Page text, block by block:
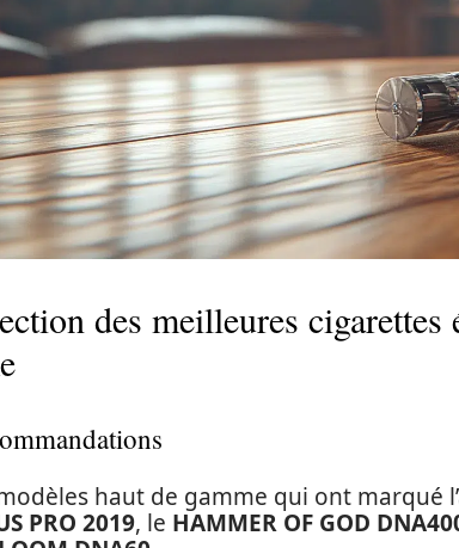
des meilleures cigarettes
haut de gamme qui ont marqué
PRO 2019, le HAMMER OF GOD